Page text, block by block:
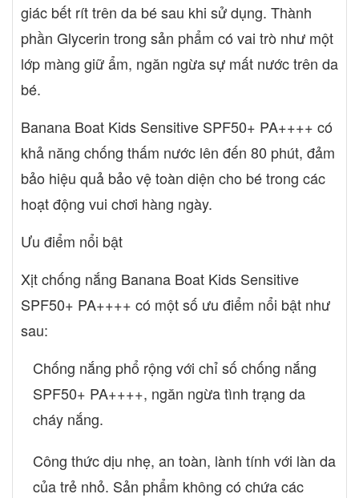
giác bết rít trên da bé sau khi sử dụng. Thành
phần Glycerin trong sản phẩm có vai trò như một
lớp màng giữ ẩm, ngăn ngừa sự mất nước trên da
bé.
Banana Boat Kids Sensitive SPF50+ PA++++ có
khả năng chống thấm nước lên đến 80 phút, đảm
bảo hiệu quả bảo vệ toàn diện cho bé trong các
hoạt động vui chơi hàng ngày.
Ưu điểm nổi bật
Xịt chống nắng Banana Boat Kids Sensitive
SPF50+ PA++++ có một số ưu điểm nổi bật như
sau:
Chống nắng phổ rộng với chỉ số chống nắng
SPF50+ PA++++, ngăn ngừa tình trạng da
cháy nắng.
Công thức dịu nhẹ, an toàn, lành tính với làn da
của trẻ nhỏ. Sản phẩm không có chứa các